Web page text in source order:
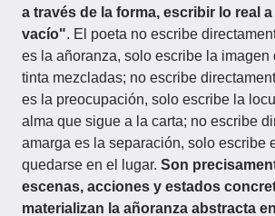
a través de la forma, escribir lo real a
vacío". El poeta no escribe
es la añoranza, solo escribe la imagen
tinta mezcladas; no escribe
es la preocupación, solo escribe la
alma que sigue a la carta; no escribe
amarga es la separación, solo escribe
quedarse en el lugar. Son
escenas, acciones y estados
materializan la añoranza abstracta